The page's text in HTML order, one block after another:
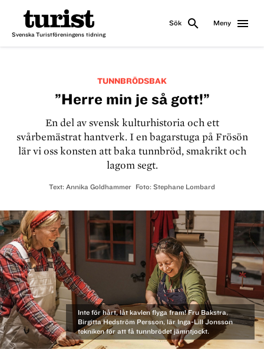
Svenska Turistföreningens tidning
Sök search Meny menu
TUNNBRÖDSBAK
”Herre min je så gott!”
En del av svensk kulturhistoria och ett
svårbemästrat hantverk. I en bagarstuga på Frösön
lär vi oss konsten att baka tunnbröd, smakrikt och
lagom segt.
Text: Annika Goldhammer Foto: Stephane Lombard
Inte för hårt, låt kavlen flyga fram! Fru Bakstra,
Birgitta Hedström Persson, lär Inga-Lill Jonsson
tekniken för att få tunnbrödet jämntjockt.